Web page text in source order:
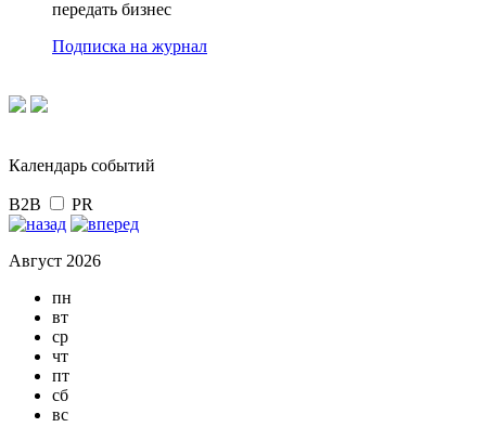
передать бизнес
Подписка на журнал
Календарь событий
B2B PR
Август 2026
пн
вт
ср
чт
пт
сб
вс